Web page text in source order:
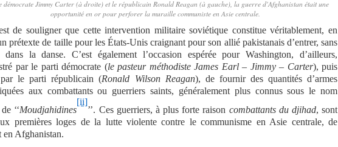
démocrate Jimmy Carter (à droite) et le républicain Ronald Reagan (à gauche), la guerre d'Afghanistan était une
opportunité en or pour perforer la muraille communiste en Asie centrale.
de souligner que cette intervention militaire soviétique constitue véritablement, en
prétexte de taille pour les États-Unis craignant pour son allié pakistanais d’entrer, sans
dans la danse. C’est également l’occasion espérée pour Washington, d’ailleurs,
par le parti démocrate (le pasteur méthodiste James Earl – Jimmy – Carter), puis
le parti républicain (Ronald Wilson Reagan), de fournir des quantités d’armes
aux combattants ou guerriers saints, généralement plus connus sous le nom
‘‘Moudjahidines
[ii]
’’. Ces guerriers, à plus forte raison combattants du djihad, sont
premières loges de la lutte violente contre le communisme en Asie centrale, de
en Afghanistan.